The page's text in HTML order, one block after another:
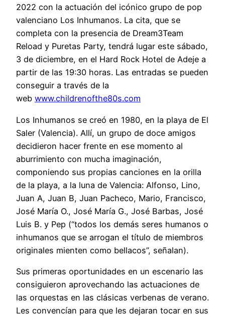
2022 con la actuación del icónico grupo de pop
valenciano Los Inhumanos. La cita, que se
completa con la presencia de Dream3Team
Reload y Puretas Party, tendrá lugar este sábado,
3 de diciembre, en el Hard Rock Hotel de Adeje a
partir de las 19:30 horas. Las entradas se pueden
conseguir a través de la
web www.childrenofthe80s.com
Los Inhumanos se creó en 1980, en la playa de El
Saler (Valencia). Allí, un grupo de doce amigos
decidieron hacer frente en ese momento al
aburrimiento con mucha imaginación,
componiendo sus propias canciones en la orilla
de la playa, a la luna de Valencia: Alfonso, Lino,
Juan A, Juan B, Juan Pacheco, Mario, Francisco,
José María O., José María G., José Barbas, José
Luis B. y Pep (“todos los demás seres humanos o
inhumanos que se arrogan el título de miembros
originales mienten como bellacos”, señalan).
Sus primeras oportunidades en un escenario las
consiguieron aprovechando las actuaciones de
las orquestas en las clásicas verbenas de verano.
Les convencían para que les dejaran tocar en sus